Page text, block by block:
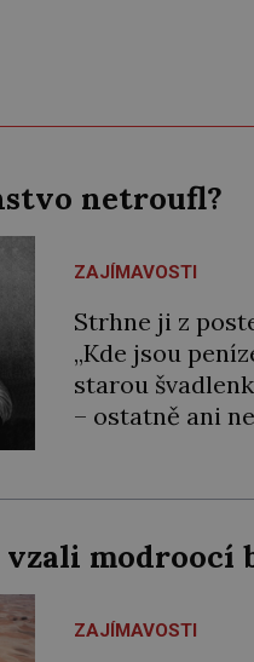
netroufl?
ZAJÍMAVOSTI
Strhne ji z
„Kde jsou
starou
– ostatně ani
umírá. Je to
činy budí hrůzu
smrti […]
modroocí
ZAJÍMAVOSTI